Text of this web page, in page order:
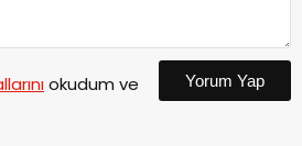
okudum ve
Yorum Yap